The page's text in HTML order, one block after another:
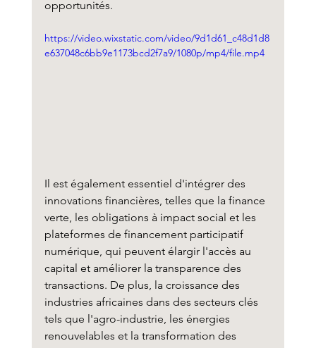
opportunités.
https://video.wixstatic.com/video/9d1d61_c48d1d8
e637048c6bb9e1173bcd2f7a9/1080p/mp4/file.mp4
Il est également essentiel d'intégrer des
innovations financières, telles que la finance
verte, les obligations à impact social et les
plateformes de financement participatif
numérique, qui peuvent élargir l'accès au
capital et améliorer la transparence des
transactions. De plus, la croissance des
industries africaines dans des secteurs clés
tels que l'agro-industrie, les énergies
renouvelables et la transformation des